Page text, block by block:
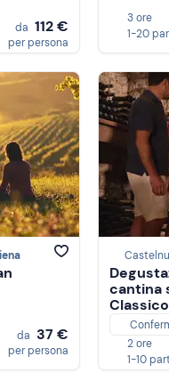
da 112 €
per persona
3 ore
1-20
da 37 €
per persona
cantina
Classico
2 ore
1-10